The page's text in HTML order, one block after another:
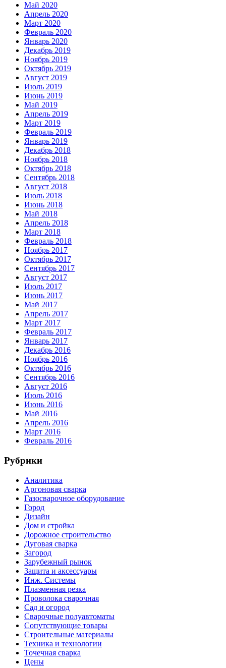
Май 2020
Апрель 2020
Март 2020
Февраль 2020
Январь 2020
Декабрь 2019
Ноябрь 2019
Октябрь 2019
Август 2019
Июль 2019
Июнь 2019
Май 2019
Апрель 2019
Март 2019
Февраль 2019
Январь 2019
Декабрь 2018
Ноябрь 2018
Октябрь 2018
Сентябрь 2018
Август 2018
Июль 2018
Июнь 2018
Май 2018
Апрель 2018
Март 2018
Февраль 2018
Ноябрь 2017
Октябрь 2017
Сентябрь 2017
Август 2017
Июль 2017
Июнь 2017
Май 2017
Апрель 2017
Март 2017
Февраль 2017
Январь 2017
Декабрь 2016
Ноябрь 2016
Октябрь 2016
Сентябрь 2016
Август 2016
Июль 2016
Июнь 2016
Май 2016
Апрель 2016
Март 2016
Февраль 2016
Рубрики
Аналитика
Аргоновая сварка
Газосварочное оборудование
Город
Дизайн
Дом и стройка
Дорожное строительство
Дуговая сварка
Загород
Зарубежный рынок
Защита и аксессуары
Инж. Системы
Плазменная резка
Проволока сварочная
Сад и огород
Сварочные полуавтоматы
Сопутствующие товары
Строительные материалы
Техника и технологии
Точечная сварка
Цены